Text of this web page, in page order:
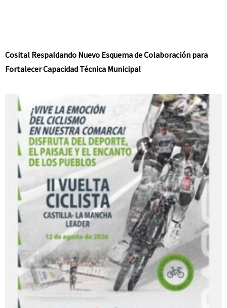
Cosital Respaldando Nuevo Esquema de Colaboración para
Fortalecer Capacidad Técnica Municipal